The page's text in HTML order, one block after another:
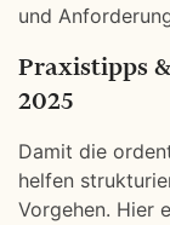
und
Praxistipps
2025
Damit die
helfen
Vorgehen. Hier